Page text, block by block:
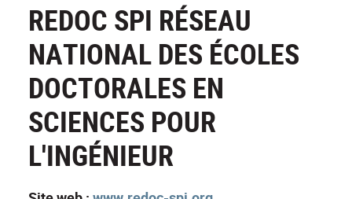
REDOC SPI RÉSEAU
NATIONAL DES ÉCOLES
DOCTORALES EN
SCIENCES POUR
L'INGÉNIEUR